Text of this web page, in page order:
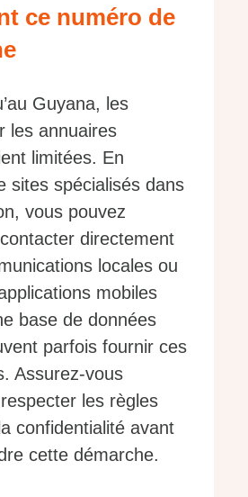
ce numéro de
Guyana, les
les annuaires
limitées. En
sites spécialisés dans
vous pouvez
directement
locales ou
mobiles
base de données
parfois fournir ces
Assurez-vous
les règles
confidentialité avant
cette démarche.